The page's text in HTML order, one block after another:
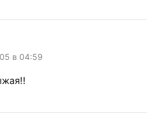
в 04:59